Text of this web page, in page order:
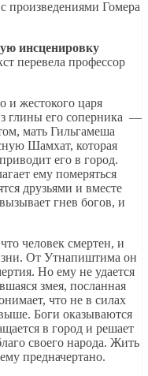
произведениями Гомера
инсценировку
перевела профессор
и жестокого царя
глины его соперника —
мать Гильгамеша
Шамхат, которая
его в город.
ему померяться
друзьями и вместе
гнев богов, и
человек смертен, и
От Утнапиштима он
Но ему не удается
змея, посланная
что не в силах
Боги оказываются
в город и решает
своего народа. Жить
предначертано.